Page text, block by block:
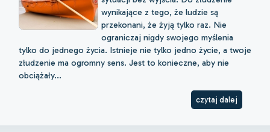
wynikające z tego, że ludzie są
przekonani, że żyją tylko raz. Nie
ograniczaj nigdy swojego myślenia
tylko do jednego życia. Istnieje nie tylko jedno życie, a twoje
złudzenie ma ogromny sens. Jest to konieczne, aby nie
obciążały...
czytaj dalej